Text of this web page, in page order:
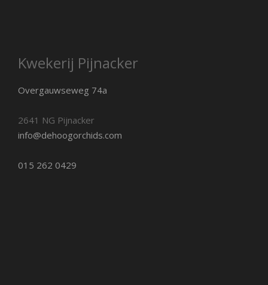
Kwekerij Pijnacker
Overgauwseweg 74a
2641 NG Pijnacker
info@dehoogorchids.com
015 262 0429